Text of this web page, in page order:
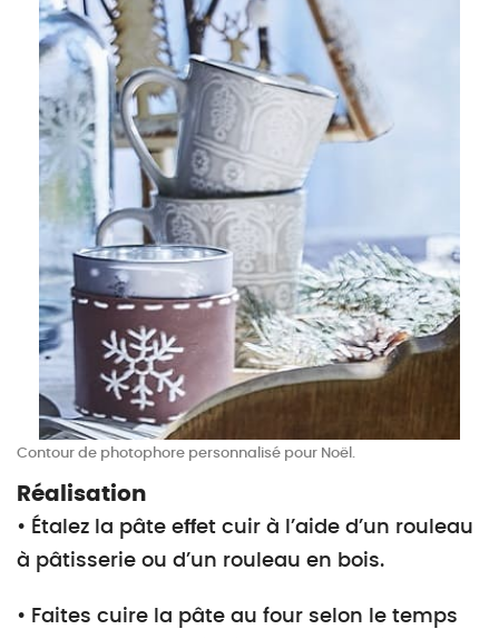
Contour de photophore personnalisé pour Noël.
Réalisation
• Étalez la pâte eﬀet cuir à l’aide d’un rouleau
à pâtisserie ou d’un rouleau en bois.
• Faites cuire la pâte au four selon le temps